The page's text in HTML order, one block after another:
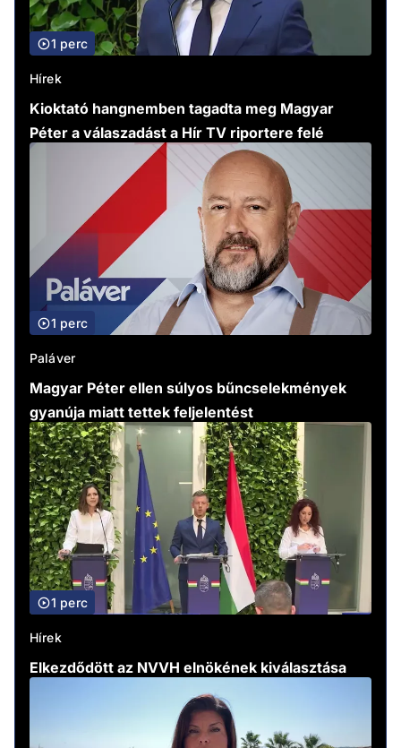
1 perc
Hírek
Kioktató hangnemben tagadta meg Magyar
Péter a válaszadást a Hír TV riportere felé
1 perc
Paláver
Magyar Péter ellen súlyos bűncselekmények
gyanúja miatt tettek feljelentést
1 perc
Hírek
Elkezdődött az NVVH elnökének kiválasztása